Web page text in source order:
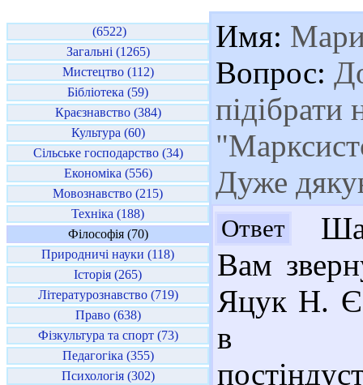
(6522)
Загальні (1265)
Мистецтво (112)
Бібліотека (59)
Краєзнавство (384)
Культура (60)
Сільське господарство (34)
Економіка (556)
Мовознавство (215)
Техніка (188)
Філософія (70)
Природничі науки (118)
Історія (265)
Літературознавство (719)
Право (638)
Фізкультура та спорт (73)
Педагогіка (355)
Психологія (302)
Имя:
Вопрос:
підібрати
Дуже
Ответ
Вам
Яцук Н. Є.
в